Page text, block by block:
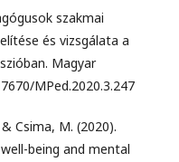
szakmai
és vizsgálata a
Magyar
MPed.2020.3.247
Csima, M. (2020).
being and mental